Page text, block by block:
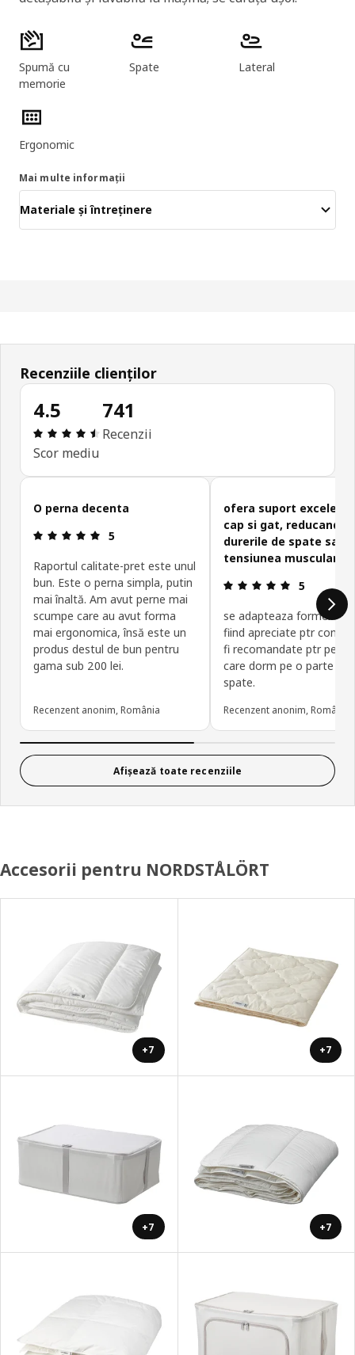
Caracteristicile produselor
Spumă cu
memorie
Spate Lateral
Ergonomic
Mai multe informații
Materiale și întreținere
Recenziile clienților
4.5
Prezentare generală: 4.5 din 5 stele Total
Scor mediu
741
Recenzii
Omite recenziile clienților
O perna decenta
Prezentare generală: 5 din 5 stele
5
Raportul calitate-pret este unul
bun. Este o perna simpla, putin
mai înaltă. Am avut perne mai
scumpe care au avut forma
mai ergonomica, însă este un
produs destul de bun pentru
gama sub 200 lei.
Recenzent anonim, România
ofera suport excelent
cap si gat, reducand
durerile de spate sau
tensiunea musculara.
5
se adapteaza formei
fiind apreciate ptr
fi recomandate ptr
care dorm pe o parte
spate.
Recenzent anonim, România
Afișează toate recenziile
Accesorii pentru NORDSTÅLÖRT
+7 +7
+7 +7